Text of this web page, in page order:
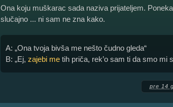
Ona koju muškarac sada naziva prijateljem.
slučajno ... ni sam ne zna kako.
A: „Ona tvoja bivša me nešto čudno gleda“
B: „Ej, zajebi me tih priča, rek’o sam ti da smo mi
pre 14